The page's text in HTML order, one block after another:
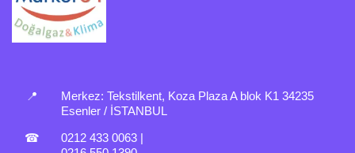
📍 Merkez: Tekstilkent, Koza Plaza A blok K1 34235
Esenler / İSTANBUL
☎ 0212 433 0063